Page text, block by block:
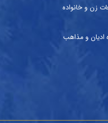
زن و خانواده
ادیان و مذاهب